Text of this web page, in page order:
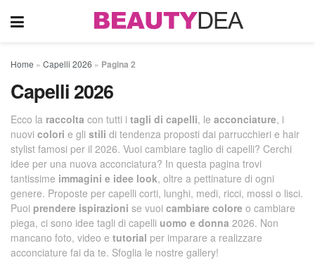
Home » Capelli 2026 » Pagina 2
Capelli 2026
Ecco la raccolta con tutti i tagli di capelli, le acconciature, i
nuovi colori e gli stili di tendenza proposti dai parrucchieri e hair
stylist famosi per il 2026. Vuoi cambiare taglio di capelli? Cerchi
idee per una nuova acconciatura? In questa pagina trovi
tantissime immagini e idee look, oltre a pettinature di ogni
genere. Proposte per capelli corti, lunghi, medi, ricci, mossi o lisci.
Puoi prendere ispirazioni se vuoi cambiare colore o cambiare
piega, ci sono idee tagli di capelli uomo e donna 2026. Non
mancano foto, video e tutorial per imparare a realizzare
acconciature fai da te. Sfoglia le nostre gallery!